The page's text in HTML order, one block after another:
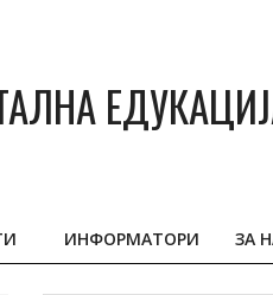
ИНФОРМАТОРИ ЗА